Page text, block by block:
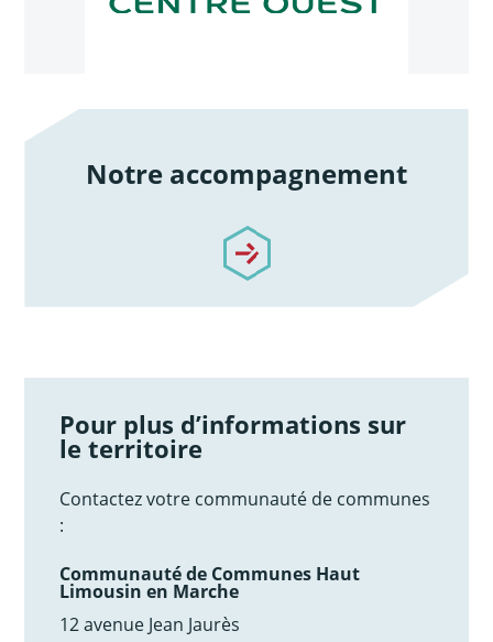
Notre accompagnement
/notre-accompagnement
Pour plus d’informations sur
le territoire
Contactez votre communauté de communes
:
Communauté de Communes Haut
Limousin en Marche
12 avenue Jean Jaurès